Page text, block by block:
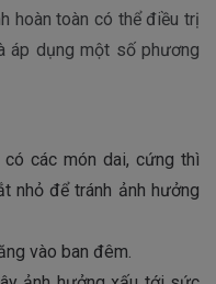
hoàn toàn có thể điều trị
áp dụng một số phương
các món dai, cứng thì
nhỏ để tránh ảnh hưởng
vào ban đêm.